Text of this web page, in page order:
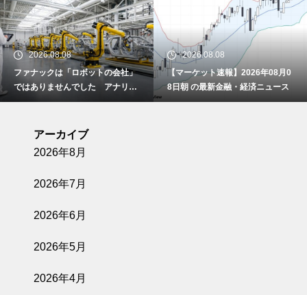
の会社」
ナリス
営業利益
2026.08.08
【マーケット速報】2026年08月0
8日朝 の最新金融・経済ニュース
2026.08.07
【マーケット速報】
7日朝 の最新金融・経
アーカイブ
2026年8月
2026年7月
2026年6月
2026年5月
2026年4月